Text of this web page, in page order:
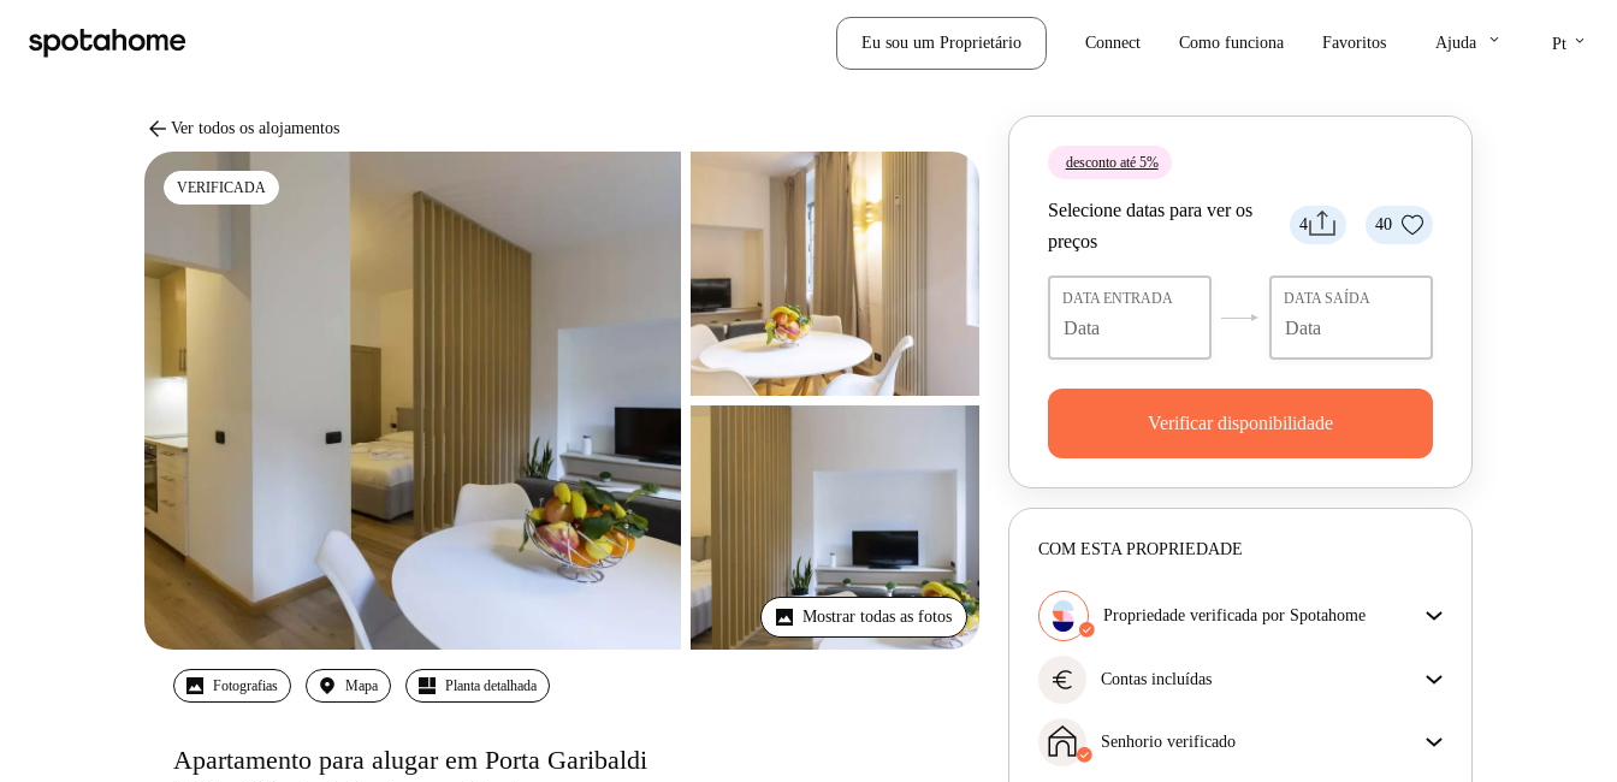
Eu sou um Proprietário Connect Como funciona Favoritos Ajuda keyboard_arrow_down Pt keyboard_arrow_down
arrow_back Ver todos os alojamentos
VERIFICADA
Mostrar todas as fotos
Fotografias Mapa Planta detalhada
Apartamento para alugar em Porta Garibaldi
desconto até 5%
4 40
Selecione datas para ver os
preços
DATA ENTRADA DATA SAÍDA
Verificar disponibilidade
COM ESTA PROPRIEDADE
Propriedade verificada por Spotahome
obténs exatamente o que vês no anúncio.
euro Contas incluídas
incluídas. A renda e as contas estão todas incluídas
para uma experiência sem preocupações
Senhorio verificado